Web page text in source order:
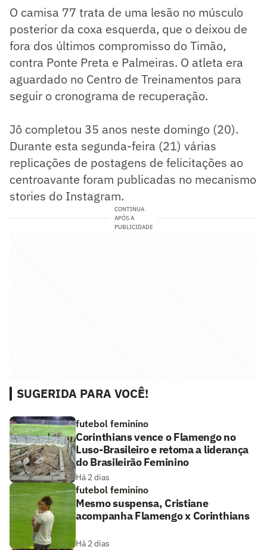
O camisa 77 trata de uma lesão no músculo
posterior da coxa esquerda, que o deixou de
fora dos últimos compromisso do Timão,
contra Ponte Preta e Palmeiras. O atleta era
aguardado no Centro de Treinamentos para
seguir o cronograma de recuperação.
Jô completou 35 anos neste domingo (20).
Durante esta segunda-feira (21) várias
replicações de postagens de felicitações ao
centroavante foram publicadas no mecanismo
stories do Instagram.
CONTINUA
APÓS A
PUBLICIDADE
SUGERIDA PARA VOCÊ!
futebol feminino
Corinthians vence o Flamengo no
Luso-Brasileiro e retoma a liderança
do Brasileirão Feminino
Há 2 dias
futebol feminino
Mesmo suspensa, Cristiane
acompanha Flamengo x Corinthians
Há 2 dias